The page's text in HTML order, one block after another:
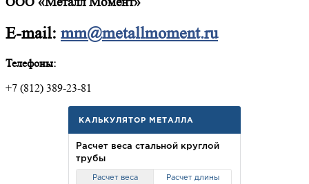
E-mail: mm@metallmoment.ru
Телефоны:
+7 (812) 389-23-81